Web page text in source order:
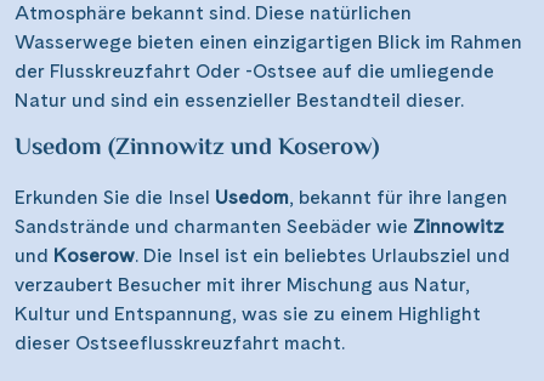
Atmosphäre bekannt sind. Diese natürlichen
Wasserwege bieten einen einzigartigen Blick im Rahmen
der Flusskreuzfahrt Oder -Ostsee auf die umliegende
Natur und sind ein essenzieller Bestandteil dieser.
Usedom (Zinnowitz und Koserow)
Erkunden Sie die Insel Usedom, bekannt für ihre langen
Sandstrände und charmanten Seebäder wie Zinnowitz
und Koserow. Die Insel ist ein beliebtes Urlaubsziel und
verzaubert Besucher mit ihrer Mischung aus Natur,
Kultur und Entspannung, was sie zu einem Highlight
dieser Ostseeflusskreuzfahrt macht.